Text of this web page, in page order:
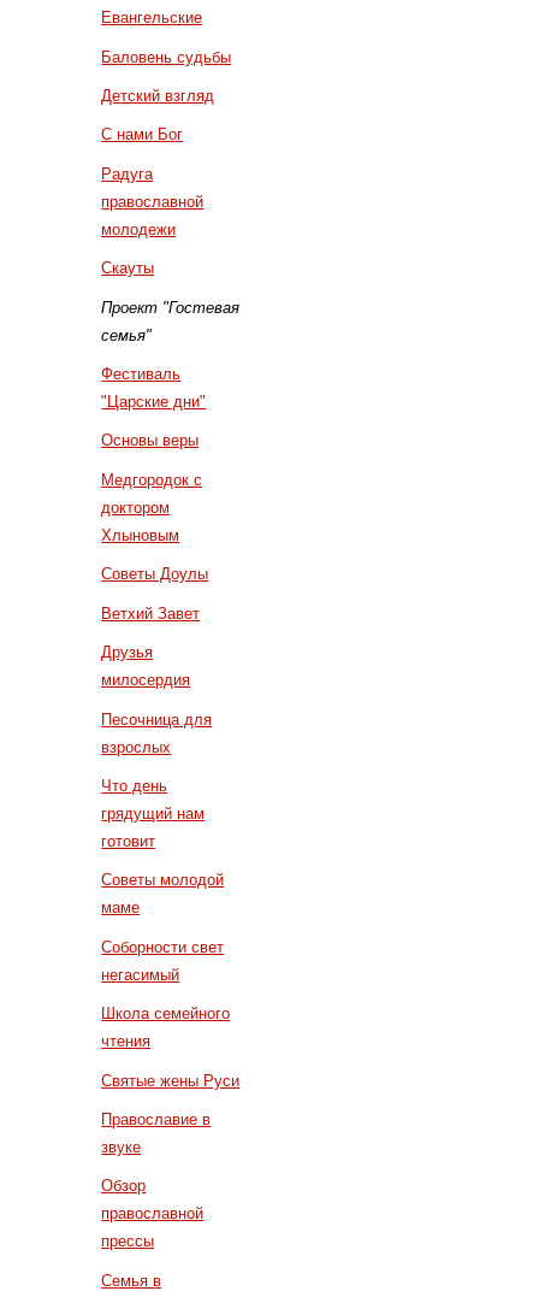
Евангельские
Баловень судьбы
Детский взгляд
С нами Бог
Радуга
православной
молодежи
Скауты
Проект "Гостевая
семья"
Фестиваль
"Царские дни"
Основы веры
Медгородок с
доктором
Хлыновым
Советы Доулы
Ветхий Завет
Друзья
милосердия
Песочница для
взрослых
Что день
грядущий нам
готовит
Советы молодой
маме
Соборности свет
негасимый
Школа семейного
чтения
Святые жены Руси
Православие в
звуке
Обзор
православной
прессы
Семья в